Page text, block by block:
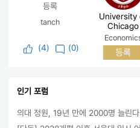
등록
tanch
(4) (0)
University
Chicago
등록
인기 포럼
의대 정원, 19년 만에 2000명 늘린